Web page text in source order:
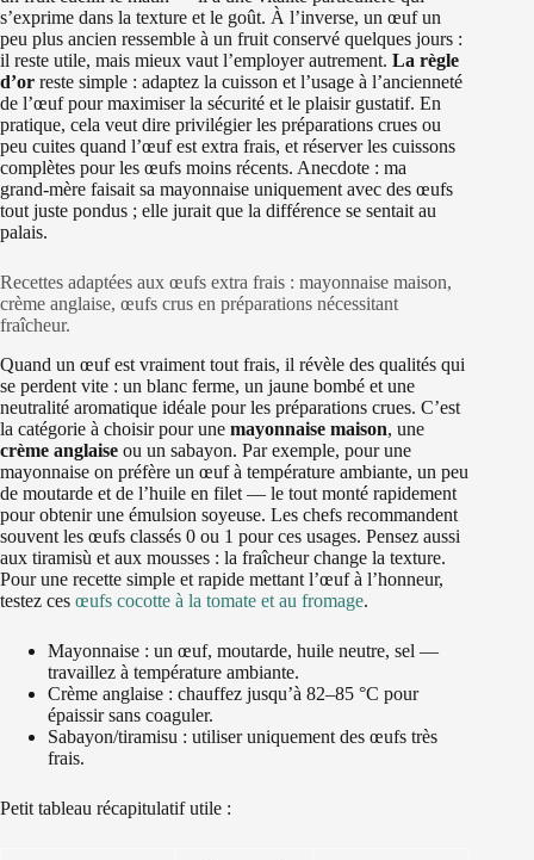
s’exprime dans la texture et le goût. À l’inverse, un œuf un
peu plus ancien ressemble à un fruit conservé quelques jours :
il reste utile, mais mieux vaut l’employer autrement. La règle
d’or reste simple : adaptez la cuisson et l’usage à l’ancienneté
de l’œuf pour maximiser la sécurité et le plaisir gustatif. En
pratique, cela veut dire privilégier les préparations crues ou
peu cuites quand l’œuf est extra frais, et réserver les cuissons
complètes pour les œufs moins récents. Anecdote : ma
grand‑mère faisait sa mayonnaise uniquement avec des œufs
tout juste pondus ; elle jurait que la différence se sentait au
palais.
Recettes adaptées aux œufs extra frais : mayonnaise maison,
crème anglaise, œufs crus en préparations nécessitant
fraîcheur.
Quand un œuf est vraiment tout frais, il révèle des qualités qui
se perdent vite : un blanc ferme, un jaune bombé et une
neutralité aromatique idéale pour les préparations crues. C’est
la catégorie à choisir pour une mayonnaise maison, une
crème anglaise ou un sabayon. Par exemple, pour une
mayonnaise on préfère un œuf à température ambiante, un peu
de moutarde et de l’huile en filet — le tout monté rapidement
pour obtenir une émulsion soyeuse. Les chefs recommandent
souvent les œufs classés 0 ou 1 pour ces usages. Pensez aussi
aux tiramisù et aux mousses : la fraîcheur change la texture.
Pour une recette simple et rapide mettant l’œuf à l’honneur,
testez ces œufs cocotte à la tomate et au fromage.
Mayonnaise : un œuf, moutarde, huile neutre, sel —
travaillez à température ambiante.
Crème anglaise : chauffez jusqu’à 82–85 °C pour
épaissir sans coaguler.
Sabayon/tiramisu : utiliser uniquement des œufs très
frais.
Petit tableau récapitulatif utile :